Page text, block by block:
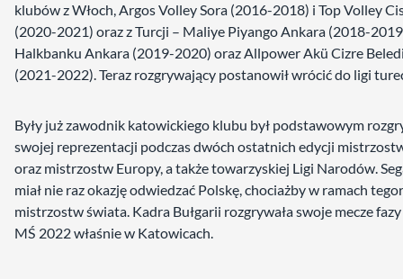
klubów z Włoch, Argos Volley Sora (2016-2018) i Top Volley
(2020-2021) oraz z Turcji – Maliye Piyango Ankara (2018-
Halkbanku Ankara (2019-2020) oraz Allpower Akü Cizre
(2021-2022). Teraz rozgrywający postanowił wrócić do ligi
Były już zawodnik katowickiego klubu był podstawowym
swojej reprezentacji podczas dwóch ostatnich edycji
oraz mistrzostw Europy, a także towarzyskiej Ligi Narodów.
miał nie raz okazję odwiedzać Polskę, chociażby w ramach
mistrzostw świata. Kadra Bułgarii rozgrywała swoje mecze
MŚ 2022 właśnie w Katowicach.